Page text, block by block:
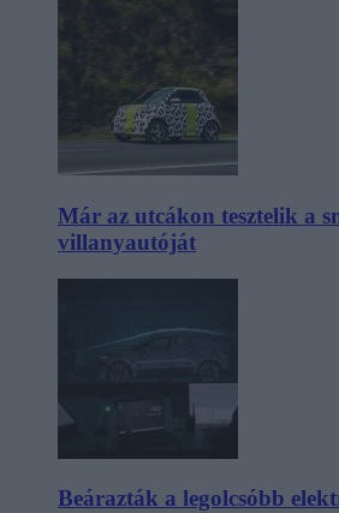
Már az utcákon tesztelik a
villanyautóját
Beárazták a legolcsóbb